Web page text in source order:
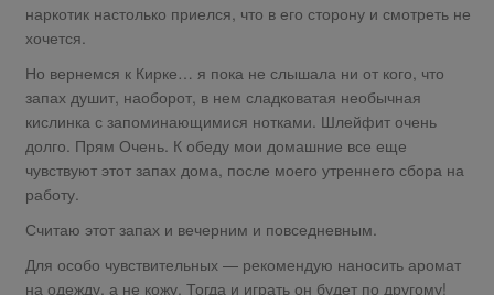
наркотик настолько приелся, что в его сторону и смотреть не
хочется.
Но вернемся к Кирке… я пока не слышала ни от кого, что
запах душит, наоборот, в нем сладковатая необычная
кислинка с запоминающимися нотками. Шлейфит очень
долго. Прям Очень. К обеду мои домашние все еще
чувствуют этот запах дома, после моего утреннего сбора на
работу.
Считаю этот запах и вечерним и повседневным.
Для особо чувствительных — рекомендую наносить аромат
на одежду, а не кожу. Тогда и играть он будет по другому!